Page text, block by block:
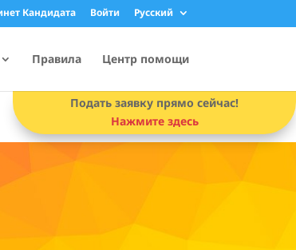
Кандидата Войти Русский
Правила Центр помощи
Подать заявку прямо сейчас!
Нажмите здесь